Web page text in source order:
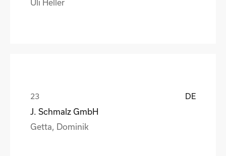
Uli Heller
DE
J. Schmalz GmbH
Getta, Dominik